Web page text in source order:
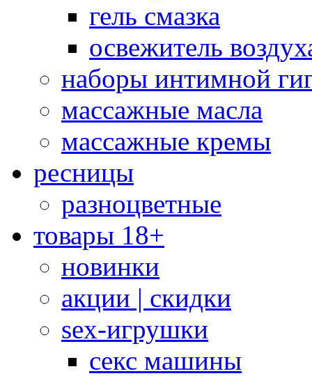
гель смазка
освежитель
наборы интимной
массажные масла
массажные кремы
ресницы
разноцветные
товары 18+
новинки
акции | скидки
sex-игрушки
секс машины